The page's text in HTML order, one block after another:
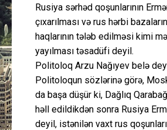
Rusiya sərhəd qoşunlarının
çıxarılması və rus hərbi
haqlarının tələb edilməsi kimi
yayılması təsadüfi deyil.
Politoloq Arzu Nağıyev belə
Politoloqun sözlərinə görə,
da başa düşür ki, Dağlıq
həll edildikdən sonra Rusiya
deyil, istənilən vaxt rus qoşunları